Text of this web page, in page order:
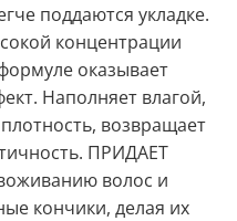
поддаются укладке.
концентрации
оказывает
Наполняет влагой,
возвращает
ПРИДАЕТ
волос и
кончики, делая их